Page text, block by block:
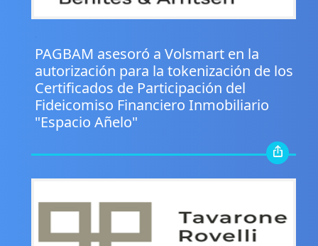
PAGBAM asesoró a Volsmart en la
autorización para la tokenización de los
Certificados de Participación del
Fideicomiso Financiero Inmobiliario
"Espacio Añelo"